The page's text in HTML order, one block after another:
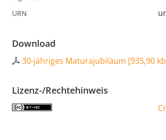
URN
Download
30-jähriges Maturajubiläum [935,90 kb
Lizenz-/Rechtehinweis